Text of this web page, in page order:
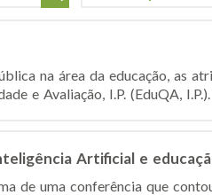
na área da educação, as
e Avaliação, I.P. (EduQA,
Artificial e
de uma conferência que